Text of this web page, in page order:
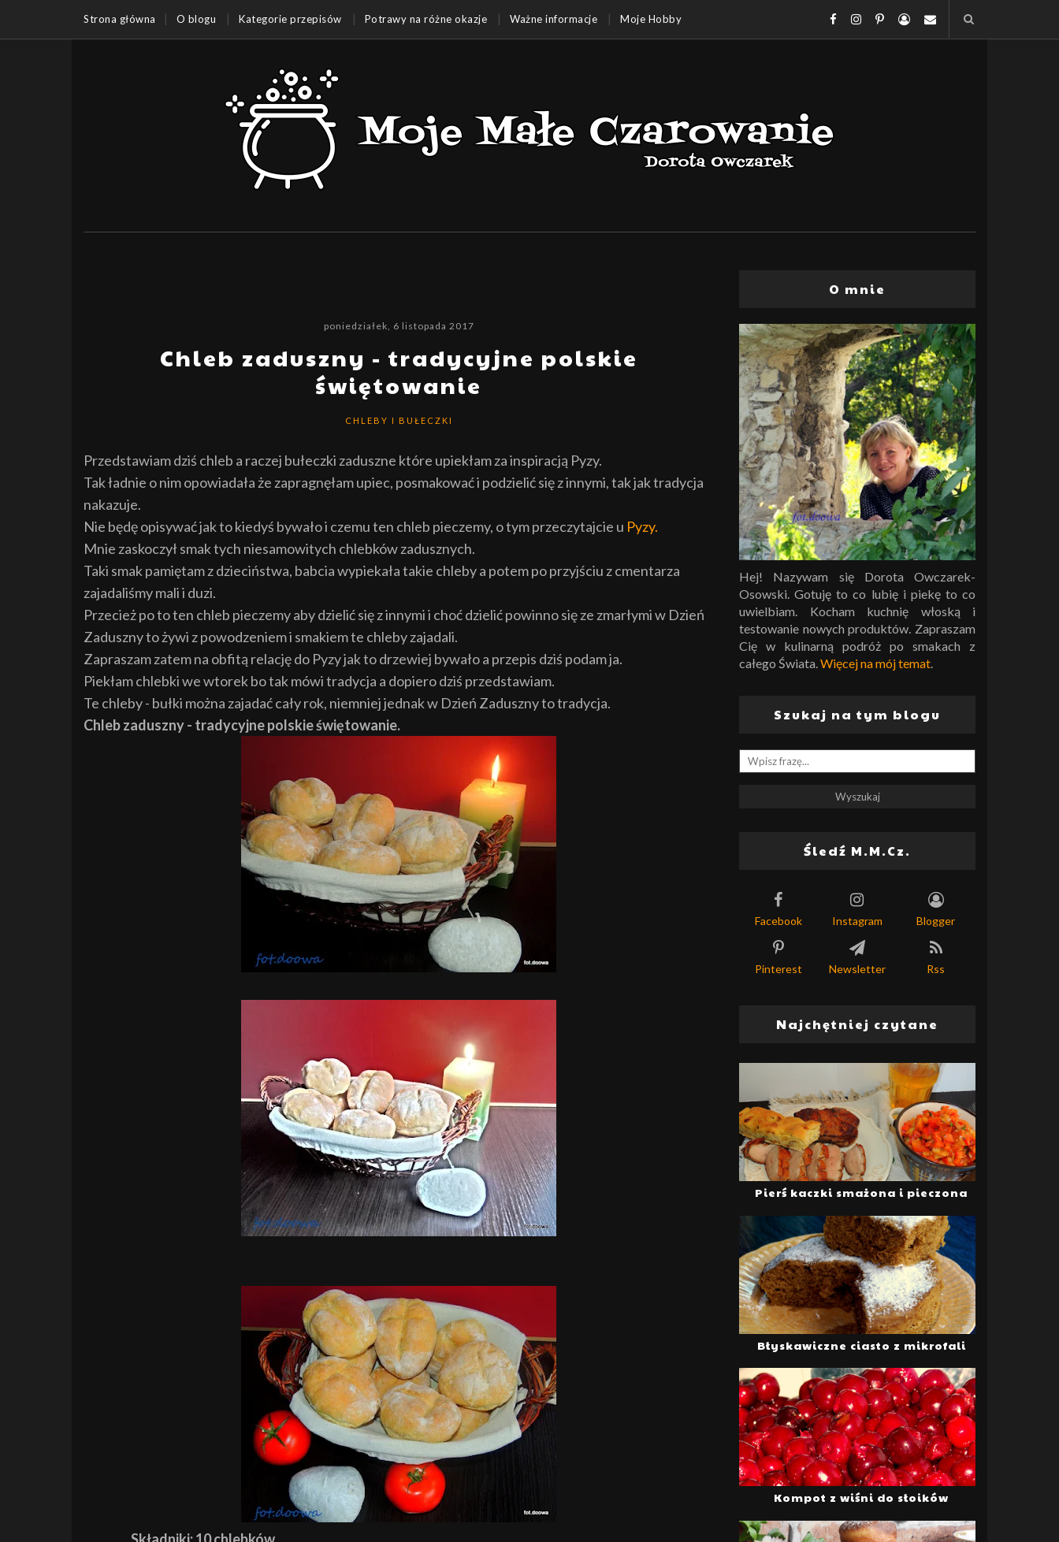
Strona główna O blogu Kategorie przepisów Potrawy na różne okazje Ważne informacje Moje Hobby
poniedziałek, 6 listopada 2017
Chleb zaduszny - tradycyjne polskie
świętowanie
CHLEBY I BUŁECZKI
Przedstawiam dziś chleb a raczej bułeczki zaduszne które upiekłam za inspiracją Pyzy.
Tak ładnie o nim opowiadała że zapragnęłam upiec, posmakować i podzielić się z innymi, tak jak tradycja
nakazuje.
Nie będę opisywać jak to kiedyś bywało i czemu ten chleb pieczemy, o tym przeczytajcie u Pyzy.
Mnie zaskoczył smak tych niesamowitych chlebków zadusznych.
Taki smak pamiętam z dzieciństwa, babcia wypiekała takie chleby a potem po przyjściu z cmentarza
zajadaliśmy mali i duzi.
Przecież po to ten chleb pieczemy aby dzielić się z innymi i choć dzielić powinno się ze zmarłymi w Dzień
Zaduszny to żywi z powodzeniem i smakiem te chleby zajadali.
Zapraszam zatem na obfitą relację do Pyzy jak to drzewiej bywało a przepis dziś podam ja.
Piekłam chlebki we wtorek bo tak mówi tradycja a dopiero dziś przedstawiam.
Te chleby - bułki można zajadać cały rok, niemniej jednak w Dzień Zaduszny to tradycja.
Chleb zaduszny - tradycyjne polskie świętowanie.
O mnie
Hej! Nazywam się Dorota Owczarek-
Osowski. Gotuję to co lubię i piekę to co
uwielbiam. Kocham kuchnię włoską i
testowanie nowych produktów. Zapraszam
Cię w kulinarną podróż po smakach z
całego Świata.Więcej na mój temat.
Szukaj na tym blogu
Śledź M.M.Cz.
Facebook Instagram Blogger
Pinterest Newsletter Rss
Najchętniej czytane
Pierś kaczki smażona i pieczona
Błyskawiczne ciasto z mikrofali
Kompot z wiśni do słoików